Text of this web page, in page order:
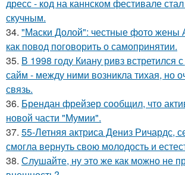
дресс - код на каннском фестивале
скучным.
34. "Маски Долой": честные фото жены
как повод поговорить о самопринятии.
35. В 1998 году Киану ривз встретился
сайм - между ними возникла тихая, но
связь.
36. Брендан фрейзер сообщил, что
новой части "Мумии".
37. 55-Летняя актриса Дениз Ричардс,
смогла вернуть свою молодость и
38. Слушайте, ну это же как можно не